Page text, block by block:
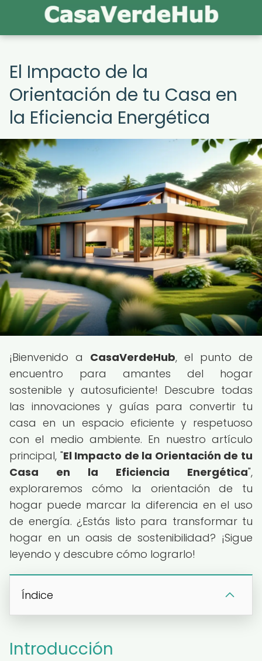
El Impacto de la
Orientación de tu Casa en
la Eficiencia Energética
¡Bienvenido a CasaVerdeHub, el punto de
encuentro para amantes del hogar
sostenible y autosuficiente! Descubre todas
las innovaciones y guías para convertir tu
casa en un espacio eficiente y respetuoso
con el medio ambiente. En nuestro artículo
principal, "El Impacto de la Orientación de tu
Casa en la Eficiencia Energética",
exploraremos cómo la orientación de tu
hogar puede marcar la diferencia en el uso
de energía. ¿Estás listo para transformar tu
hogar en un oasis de sostenibilidad? ¡Sigue
leyendo y descubre cómo lograrlo!
Índice
Introducción